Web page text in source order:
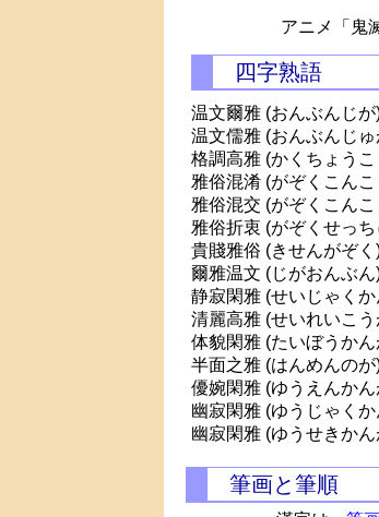
アニメ「鬼
四字熟語
温文爾雅 (おんぶんじが
温文儒雅 (おんぶんじゅ
格調高雅 (かくちょう
雅俗混淆 (がぞくこんこ
雅俗混交 (がぞくこんこ
雅俗折衷 (がぞくせっ
貴賤雅俗 (きせんがぞく
爾雅温文 (じがおんぶん
静寂閑雅 (せいじゃく
清麗高雅 (せいれいこう
体貌閑雅 (たいぼうかん
半面之雅 (はんめんのが
優婉閑雅 (ゆうえんかん
幽寂閑雅 (ゆうじゃく
幽寂閑雅 (ゆうせきかん
筆画と筆順